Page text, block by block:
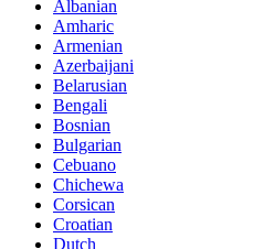
Albanian
Amharic
Armenian
Azerbaijani
Belarusian
Bengali
Bosnian
Bulgarian
Cebuano
Chichewa
Corsican
Croatian
Dutch